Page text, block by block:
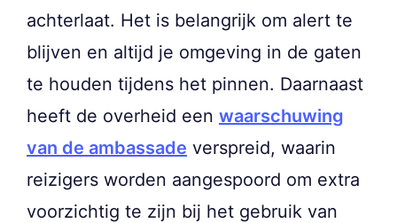
achterlaat. Het is belangrijk om alert te
blijven en altijd je omgeving in de gaten
te houden tijdens het pinnen. Daarnaast
heeft de overheid een waarschuwing
van de ambassade verspreid, waarin
reizigers worden aangespoord om extra
voorzichtig te zijn bij het gebruik van